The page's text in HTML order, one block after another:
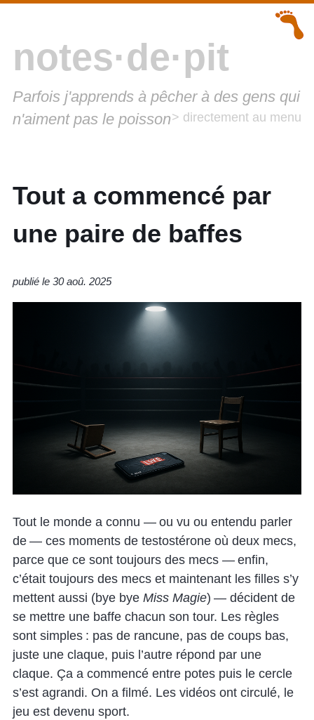
notes·de·pit
Parfois j'apprends à pêcher à des gens qui
n'aiment pas le poisson> directement au menu
Tout a commencé par
une paire de baffes
publié le 30 aoû. 2025
Tout le monde a connu — ou vu ou entendu parler
de — ces moments de testostérone où deux mecs,
parce que ce sont toujours des mecs — enfin,
c’était toujours des mecs et maintenant les filles s’y
mettent aussi (bye bye Miss Magie) — décident de
se mettre une baffe chacun son tour. Les règles
sont simples : pas de rancune, pas de coups bas,
juste une claque, puis l’autre répond par une
claque. Ça a commencé entre potes puis le cercle
s’est agrandi. On a filmé. Les vidéos ont circulé, le
jeu est devenu sport.